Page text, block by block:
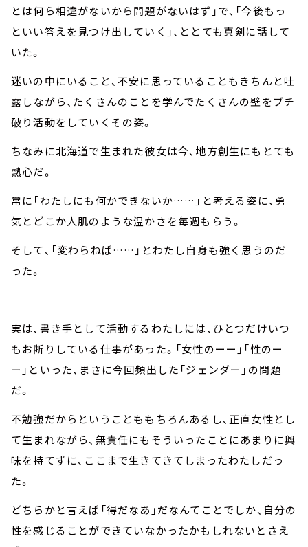
とは何ら相違がないから問題がないはず」で、「今後もっ
といい答えを見つけ出していく」、ととても真剣に話して
いた。
迷いの中にいること、不安に思っていることもきちんと吐
露しながら、たくさんのことを学んでたくさんの壁をブチ
破り活動をしていくその姿。
ちなみに北海道で生まれた彼女は今、地方創生にもとても
熱心だ。
常に「わたしにも何かできないか……」と考える姿に、勇
気とどこか人肌のような温かさを毎週もらう。
そして、「変わらねば……」とわたし自身も強く思うのだ
った。
実は、書き手として活動するわたしには、ひとつだけいつ
もお断りしている仕事があった。「女性のーー」「性のー
ー」といった、まさに今回頻出した「ジェンダー」の問題
だ。
不勉強だからということももちろんあるし、正直女性とし
て生まれながら、無責任にもそういったことにあまりに興
味を持てずに、ここまで生きてきてしまったわたしだっ
た。
どちらかと言えば「得だなあ」だなんてことでしか、自分の
性を感じることができていなかったかもしれないとさえ